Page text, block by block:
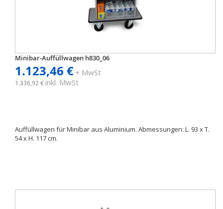
Minibar-Auffüllwagen h830_06
1.123,46 €+ MwSt
1.336,92 € inkl. MwSt
Auffüllwagen für Minibar aus Aluminium. Abmessungen: L. 93 x T.
54 x H. 117 cm.